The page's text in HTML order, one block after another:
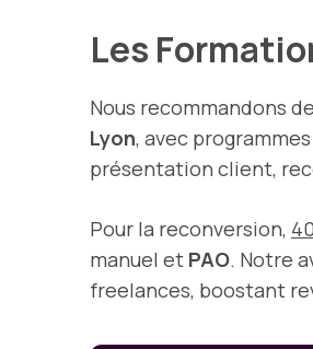
Les
Nous recommandons
Lyon, avec
présentation client,
Pour la reconversion,
manuel et PAO. Notre
freelances, boostant